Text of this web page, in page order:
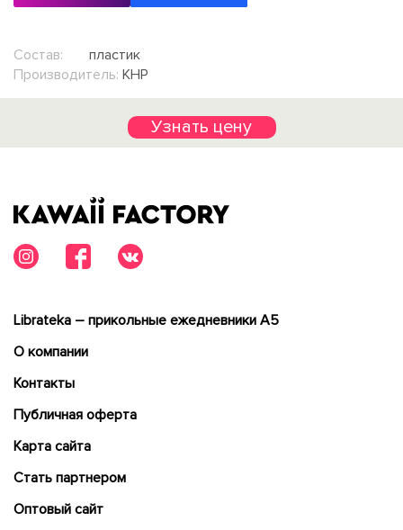
Состав:
пластик
Производитель: КНР
Узнать цену
Librateka – прикольные ежедневники А5
О компании
Контакты
Публичная оферта
Карта сайта
Cтать партнером
Оптовый сайт